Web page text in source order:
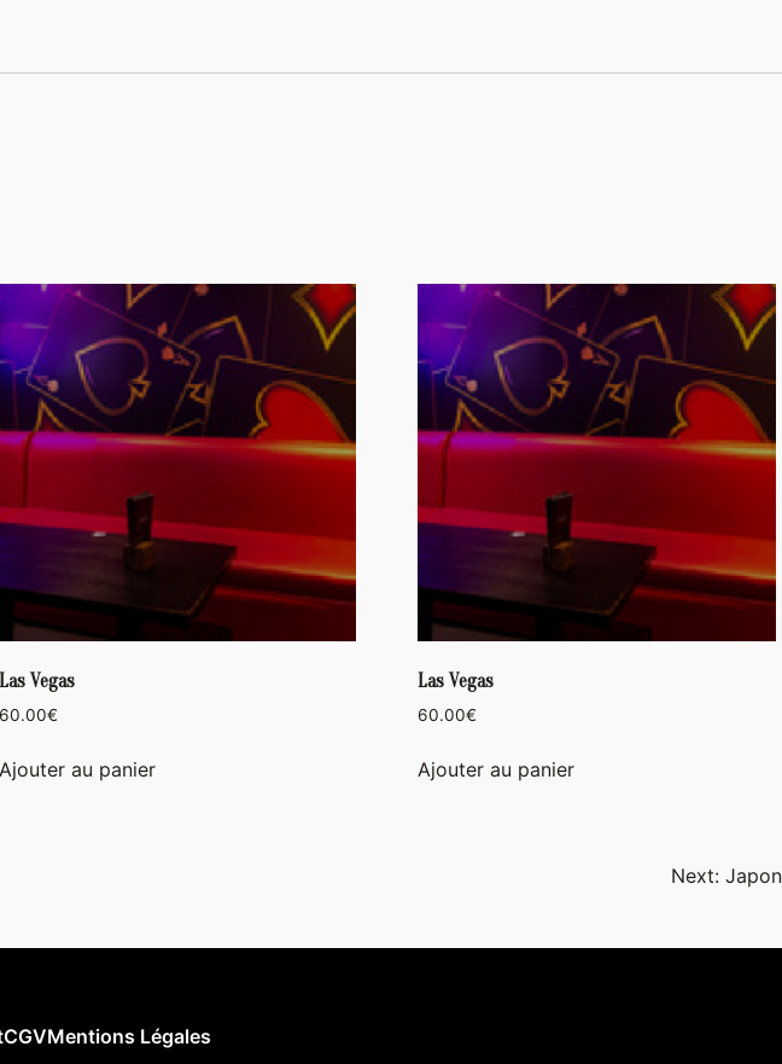
Las Vegas
60.00€
Ajouter au panier
Las Vegas
60.00€
Ajouter au panier
Next: Japon
CGVMentions Légales